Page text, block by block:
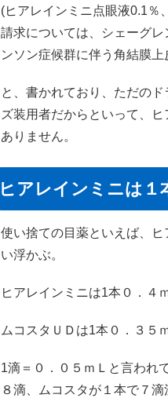
(ヒアレインミニ点眼液0.1％
請求については、シェーグ
ンソン症候群に伴う角結膜
と、書かれており、ただの
ズ装用者だからといって、
ありません。
ヒアレインミニは１
使い捨ての目薬といえば、
い浮かぶ。
ヒアレインミニは1本０．４
ムコスタＵＤは1本０．３５
1滴＝０．０５ｍＬと言われ
８滴、ムコスタが１本で７滴